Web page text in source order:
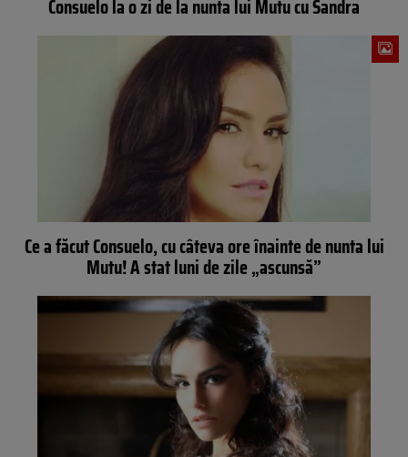
Consuelo la o zi de la nunta lui Mutu cu Sandra
Ce a făcut Consuelo, cu câteva ore înainte de nunta lui
Mutu! A stat luni de zile „ascunsă”